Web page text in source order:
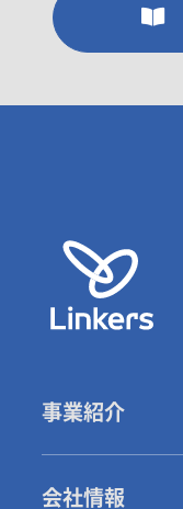
事業紹介
会社情報